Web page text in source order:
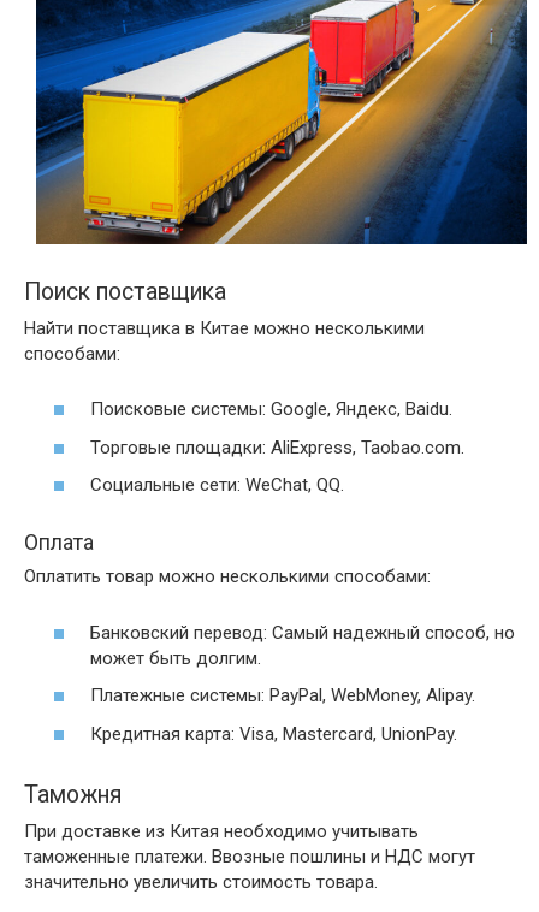
Поиск поставщика
Найти поставщика в Китае можно несколькими
способами:
Поисковые системы: Google, Яндекс, Baidu.
Торговые площадки: AliExpress, Taobao.com.
Социальные сети: WeChat, QQ.
Оплата
Оплатить товар можно несколькими способами:
Банковский перевод: Самый надежный способ, но
может быть долгим.
Платежные системы: PayPal, WebMoney, Alipay.
Кредитная карта: Visa, Mastercard, UnionPay.
Таможня
При доставке из Китая необходимо учитывать
таможенные платежи. Ввозные пошлины и НДС могут
значительно увеличить стоимость товара.